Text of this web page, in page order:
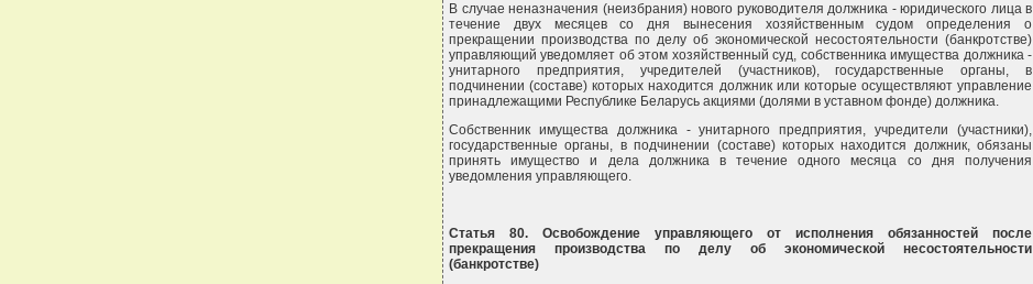
В случае неназначения (неизбрания) нового руководителя должника - юридического лица в
течение двух месяцев со дня вынесения хозяйственным судом определения о
прекращении производства по делу об экономической несостоятельности (банкротстве)
управляющий уведомляет об этом хозяйственный суд, собственника имущества должника -
унитарного предприятия, учредителей (участников), государственные органы, в
подчинении (составе) которых находится должник или которые осуществляют управление
принадлежащими Республике Беларусь акциями (долями в уставном фонде) должника.
Собственник имущества должника - унитарного предприятия, учредители (участники),
государственные органы, в подчинении (составе) которых находится должник, обязаны
принять имущество и дела должника в течение одного месяца со дня получения
уведомления управляющего.
Статья 80. Освобождение управляющего от исполнения обязанностей после
прекращения производства по делу об экономической несостоятельности
(банкротстве)